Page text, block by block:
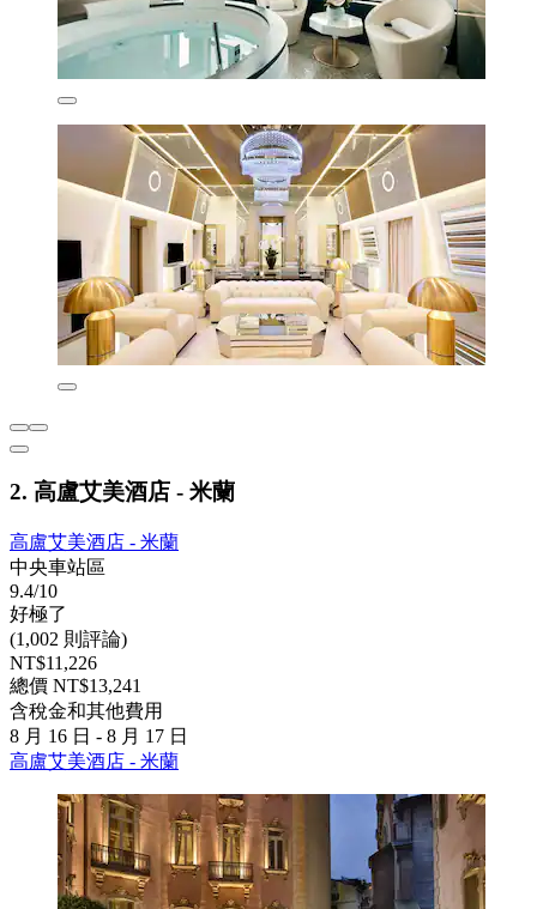
2. 高盧艾美酒店 - 米蘭
高盧艾美酒店 - 米蘭
中央車站區
9.4/10
好極了
(1,002 則評論)
NT$11,226
總價 NT$13,241
含稅金和其他費用
8 月 16 日 - 8 月 17 日
高盧艾美酒店 - 米蘭